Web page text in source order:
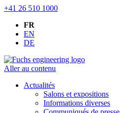
+41 26 510 1000
FR
EN
DE
Aller au contenu
Actualités
Salons et expositions
Informations diverses